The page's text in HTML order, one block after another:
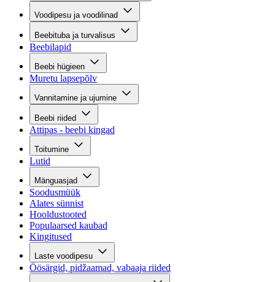
Voodipesu ja voodilinad
Beebituba ja turvalisus
Beebilapid
Beebi hügieen
Muretu lapsepõlv
Vannitamine ja ujumine
Beebi riided
Attipas - beebi kingad
Toitumine
Lutid
Mänguasjad
Soodusmüük
Alates sünnist
Hooldustooted
Populaarsed kaubad
Kingitused
Laste voodipesu
Öösärgid, pidžaamad, vabaaja riided